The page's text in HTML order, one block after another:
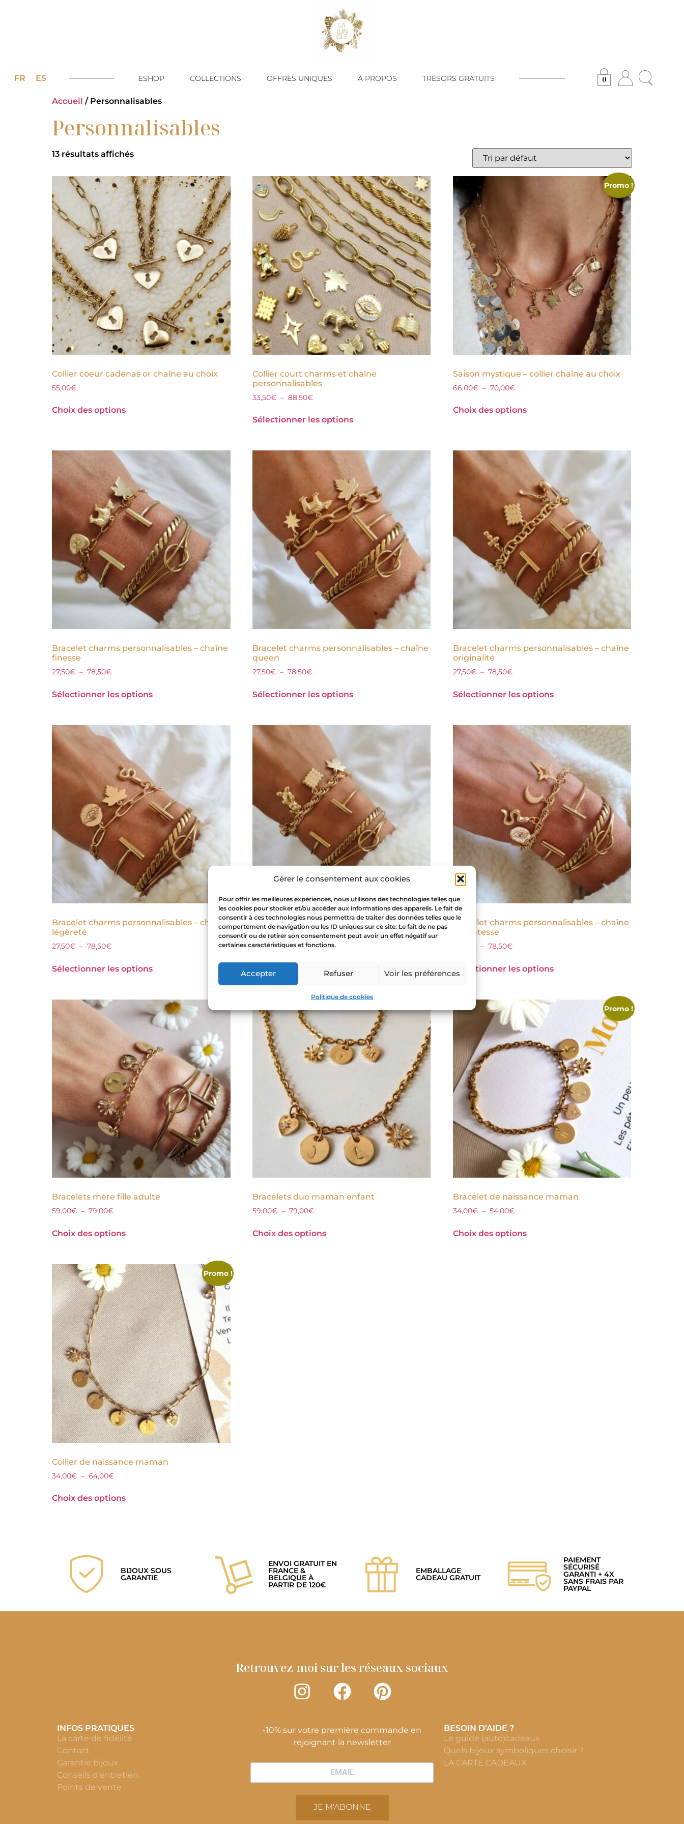
Gérer le consentement aux cookies
Pour offrir les meilleures expériences, nous utilisons des technologies telles que
les cookies pour stocker et/ou accéder aux informations des appareils. Le fait de
consentir à ces technologies nous permettra de traiter des données telles que le
comportement de navigation ou les ID uniques sur ce site. Le fait de ne pas
consentir ou de retirer son consentement peut avoir un effet négatif sur
certaines caractéristiques et fonctions.
Accepter Refuser Voir les préférences
Politique de cookies
FR ES ESHOP COLLECTIONS OFFRES UNIQUES À PROPOS TRÉSORS GRATUITS 0
Accueil / Personnalisables
Personnalisables
13 résultats affichés
Collier coeur cadenas or chaîne au choix
55,00€
Choix des options
Collier court charms et chaîne
personnalisables
33,50€ – 88,50€
Sélectionner les options
Promo !
Saison mystique – collier chaîne au choix
66,00€ – 70,00€
Choix des options
Bracelet charms personnalisables – chaîne
finesse
27,50€ – 78,50€
Sélectionner les options
Bracelet charms personnalisables – chaîne
queen
27,50€ – 78,50€
Sélectionner les options
Bracelet charms personnalisables – chaîne
originalité
27,50€ – 78,50€
Sélectionner les options
Bracelet charms personnalisables – chaîne
légèreté
27,50€ – 78,50€
Sélectionner les options
Bracelet charms personnalisables – chaîne
Prestance
27,50€ – 78,50€
Sélectionner les options
Bracelet charms personnalisables – chaîne
délicatesse
€ – 78,50€
Sélectionner les options
Bracelets mère fille adulte
59,00€ – 79,00€
Choix des options
Bracelets duo maman enfant
59,00€ – 79,00€
Choix des options
Promo !
Bracelet de naissance maman
34,00€ – 54,00€
Choix des options
Promo !
Collier de naissance maman
34,00€ – 64,00€
Choix des options
BIJOUX SOUS
GARANTIE
ENVOI GRATUIT EN
FRANCE &
BELGIQUE À
PARTIR DE 120€
EMBALLAGE
CADEAU GRATUIT
PAIEMENT
SÉCURISÉ
GARANTI + 4X
SANS FRAIS PAR
PAYPAL
Retrouvez-moi sur les réseaux sociaux
INFOS PRATIQUES
La carte de fidélité
Contact
Garantie bijoux
Conseils d’entretien
Points de vente
-10% sur votre première commande en
rejoignant la newsletter
JE M'ABONNE
BESOIN D’AIDE ?
Le guide (auto)cadeaux
Quels bijoux symboliques choisir ?
LA CARTE CADEAUX